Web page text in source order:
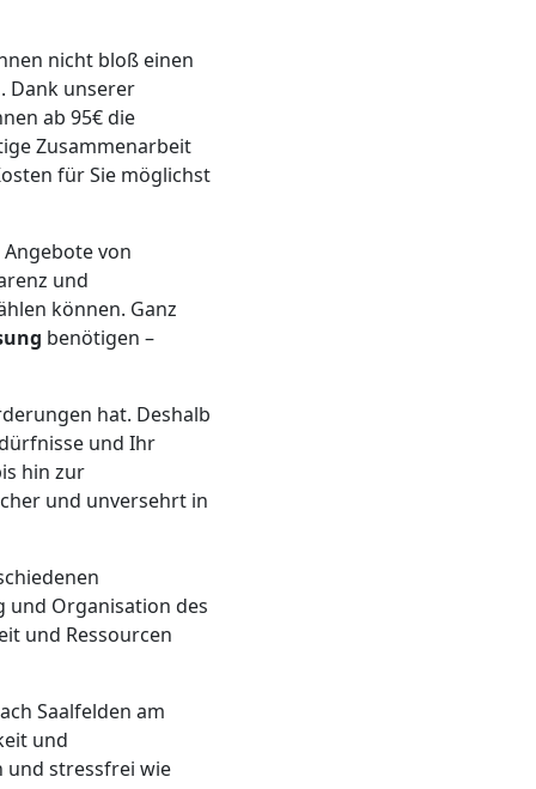
nicht bloß einen
Dank unserer
ab 95€ die
Zusammenarbeit
für Sie möglichst
von
und
können. Ganz
benötigen –
hat. Deshalb
und Ihr
hin zur
und unversehrt in
und Organisation des
und Ressourcen
Saalfelden am
und
und stressfrei wie